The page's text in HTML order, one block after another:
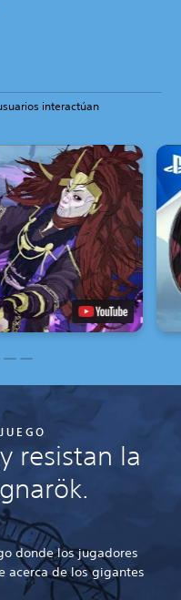
interactúan
resistan la
donde los jugadores
acerca de los gigantes